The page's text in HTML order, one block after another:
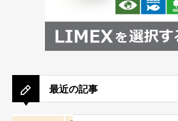
最近の記事